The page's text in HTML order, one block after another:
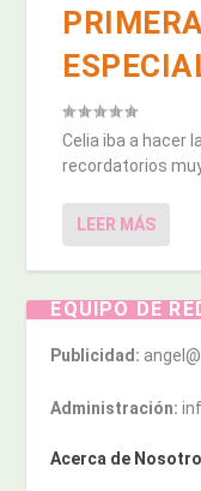
Celia iba a hacer
recordatorios
LEER MÁS
EQUIPO DE
Publicidad:
Administración:
Acerca de